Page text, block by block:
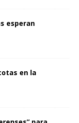
esperan
en la